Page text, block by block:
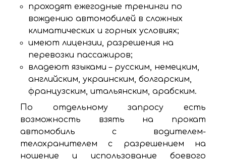
проходят ежегодные тренинги по
вождению автомобилей в сложных
климатических и горных условиях;
имеют лицензии, разрешения на
перевозки пассажиров;
владеют языками – русским, немецким,
английским, украинским, болгарским,
французским, итальянским, арабским.
По отдельному запросу есть
возможность взять на прокат
автомобиль с водителем-
телохранителем с разрешением на
ношение и использование боевого